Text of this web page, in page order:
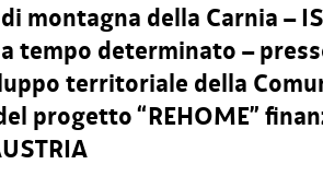
montagna della Carnia –
a tempo determinato –
territoriale della
progetto “REHOME”